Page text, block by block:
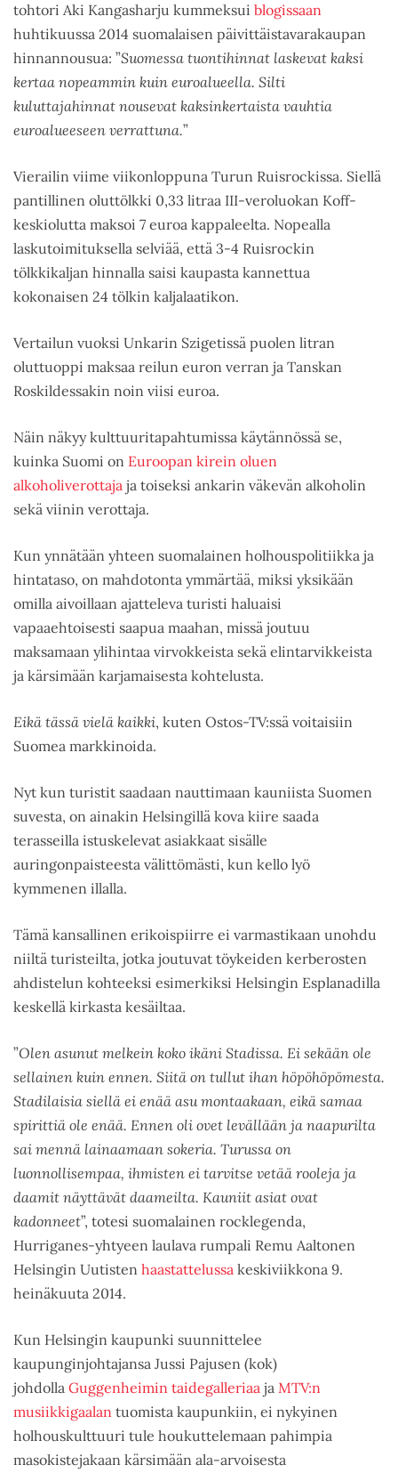
tohtori Aki Kangasharju kummeksui blogissaan
huhtikuussa 2014 suomalaisen päivittäistavarakaupan
hinnannousua: ”Suomessa tuontihinnat laskevat kaksi
kertaa nopeammin kuin euroalueella. Silti
kuluttajahinnat nousevat kaksinkertaista vauhtia
euroalueeseen verrattuna.”
Vierailin viime viikonloppuna Turun Ruisrockissa. Siellä
pantillinen oluttölkki 0,33 litraa III-veroluokan Koff-
keskiolutta maksoi 7 euroa kappaleelta. Nopealla
laskutoimituksella selviää, että 3-4 Ruisrockin
tölkkikaljan hinnalla saisi kaupasta kannettua
kokonaisen 24 tölkin kaljalaatikon.
Vertailun vuoksi Unkarin Szigetissä puolen litran
oluttuoppi maksaa reilun euron verran ja Tanskan
Roskildessakin noin viisi euroa.
Näin näkyy kulttuuritapahtumissa käytännössä se,
kuinka Suomi on Euroopan kirein oluen
alkoholiverottaja ja toiseksi ankarin väkevän alkoholin
sekä viinin verottaja.
Kun ynnätään yhteen suomalainen holhouspolitiikka ja
hintataso, on mahdotonta ymmärtää, miksi yksikään
omilla aivoillaan ajatteleva turisti haluaisi
vapaaehtoisesti saapua maahan, missä joutuu
maksamaan ylihintaa virvokkeista sekä elintarvikkeista
ja kärsimään karjamaisesta kohtelusta.
Eikä tässä vielä kaikki, kuten Ostos-TV:ssä voitaisiin
Suomea markkinoida.
Nyt kun turistit saadaan nauttimaan kauniista Suomen
suvesta, on ainakin Helsingillä kova kiire saada
terasseilla istuskelevat asiakkaat sisälle
auringonpaisteesta välittömästi, kun kello lyö
kymmenen illalla.
Tämä kansallinen erikoispiirre ei varmastikaan unohdu
niiltä turisteilta, jotka joutuvat töykeiden kerberosten
ahdistelun kohteeksi esimerkiksi Helsingin Esplanadilla
keskellä kirkasta kesäiltaa.
”Olen asunut melkein koko ikäni Stadissa. Ei sekään ole
sellainen kuin ennen. Siitä on tullut ihan höpöhöpömesta.
Stadilaisia siellä ei enää asu montaakaan, eikä samaa
spirittiä ole enää. Ennen oli ovet levällään ja naapurilta
sai mennä lainaamaan sokeria. Turussa on
luonnollisempaa, ihmisten ei tarvitse vetää rooleja ja
daamit näyttävät daameilta. Kauniit asiat ovat
kadonneet”, totesi suomalainen rocklegenda,
Hurriganes-yhtyeen laulava rumpali Remu Aaltonen
Helsingin Uutisten haastattelussa keskiviikkona 9.
heinäkuuta 2014.
Kun Helsingin kaupunki suunnittelee
kaupunginjohtajansa Jussi Pajusen (kok)
johdolla Guggenheimin taidegalleriaa ja MTV:n
musiikkigaalan tuomista kaupunkiin, ei nykyinen
holhouskulttuuri tule houkuttelemaan pahimpia
masokistejakaan kärsimään ala-arvoisesta